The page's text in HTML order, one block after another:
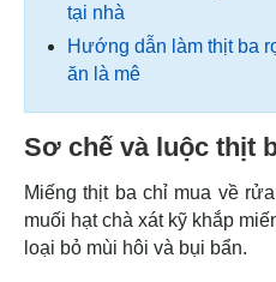
tại nhà
Hướng dẫn làm thịt ba
ăn là mê
Sơ chế và luộc thịt
Miếng thịt ba chỉ mua về
muối hạt chà xát kỹ khắp
loại bỏ mùi hôi và bụi bẩn.